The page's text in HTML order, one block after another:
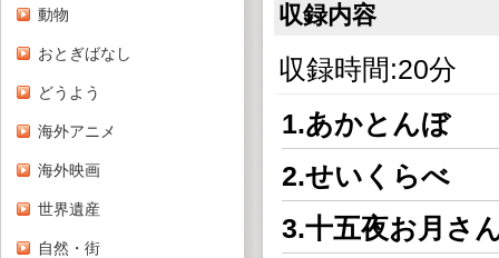
動物
おとぎばなし
どうよう
海外アニメ
海外映画
世界遺産
自然・街
収録内容
収録時間:20分
1.あかとんぼ
2.せいくらべ
3.十五夜お月さ